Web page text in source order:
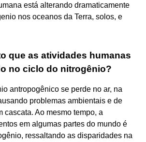
está alterando dramaticamente
nos oceanos da Terra, solos, e
que as atividades humanas
no ciclo do nitrogênio?
antropogênico se perde no ar, na
problemas ambientais e de
cascata. Ao mesmo tempo, a
em algumas partes do mundo é
ressaltando as disparidades na